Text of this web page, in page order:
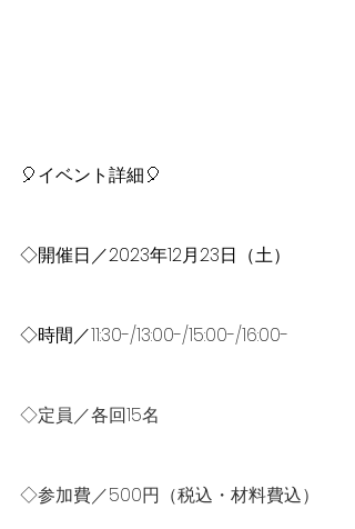
🎈イベント詳細🎈
◇開催日／2023年12月23日（土）
◇時間／11:30-/13:00-/15:00-/16:00-
◇定員／各回15名
◇参加費／500円（税込・材料費込）